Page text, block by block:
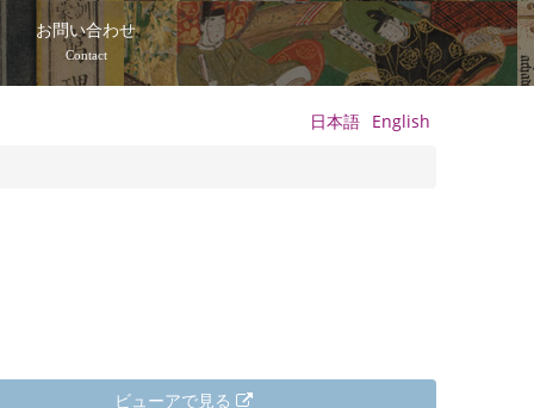
お問い合わせ
Contact
日本語 English
ビューアで見る